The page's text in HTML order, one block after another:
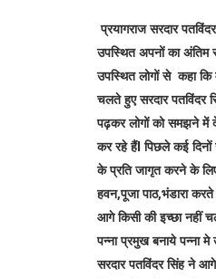
प्रयागराज सरदार
उपस्थित अपनों का
उपस्थित लोगों से कहा
चलते हुए सरदार पतविंदर
पढ़कर लोगों को समझने में
कर रहे हैंl पिछले कई
के प्रति जागृत करने के
हवन,पूजा पाठ,भंडारा
आगे किसी की इच्छा नहीं
पन्ना प्रमुख बनाये पन्ना
सरदार पतविंदर सिंह ने